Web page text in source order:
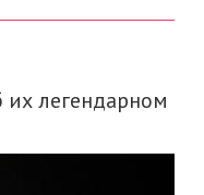
легендарном